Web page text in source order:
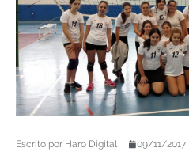
Escrito por Haro Digital 09/11/2017